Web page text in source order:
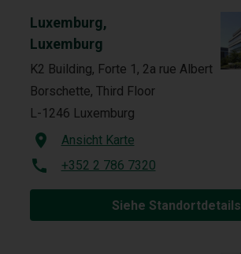
Luxemburg,
Luxemburg
K2 Building, Forte 1, 2a rue Albert
Borschette, Third Floor
L-1246 Luxemburg
Ansicht Karte
+352 2 786 7320
Siehe Standortdetails